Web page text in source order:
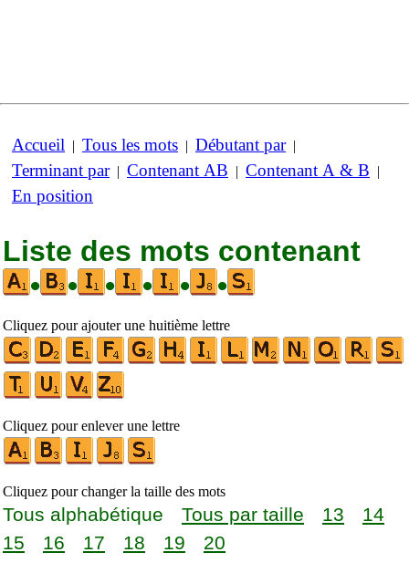
Accueil | Tous les mots | Débutant par|
Terminant par| Contenant AB | Contenant A & B |
En position
Liste des mots contenant
•
• • • • •
Cliquez pour ajouter une huitième lettre
Cliquez pour enlever une lettre
Cliquez pour changer la taille des mots
Tous alphabétique Tous par taille 13
14
15
16 17 18 19 20